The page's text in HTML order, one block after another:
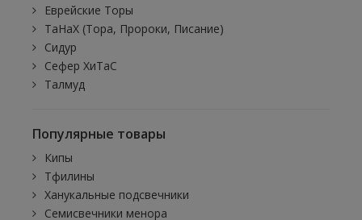
Еврейские Торы
ТаНаХ (Тора, Пророки, Писание)
Сидур
Сефер ХиТаС
Талмуд
Популярные товары
Кипы
Тфилины
Ханукальные подсвечники
Семисвечники менора